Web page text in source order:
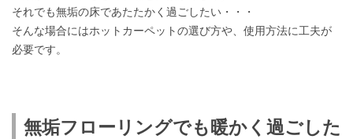
それでも無垢の床であたたかく過ごしたい・・・
そんな場合にはホットカーペットの選び方や、使用方法に工夫が
必要です。
無垢フローリングでも暖かく過ごした